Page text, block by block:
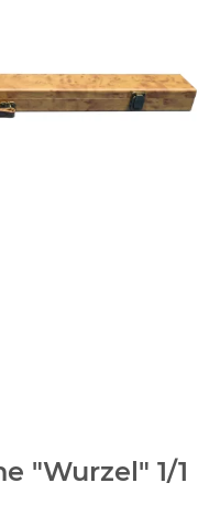
"Wurzel" 1/1